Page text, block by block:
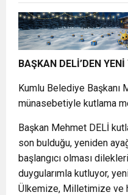
BAŞKAN DELİ’DEN
Kumlu Belediye Başkanı
münasebetiyle kutlama
Başkan Mehmet DELİ
son bulduğu, yeniden
başlangıcı olması
duygularımla kutluyor,
Ülkemize, Milletimize ve